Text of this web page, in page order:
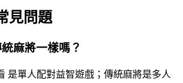
見問題
麻將一樣嗎？
是單人配對益智遊戲；傳統麻將是多人